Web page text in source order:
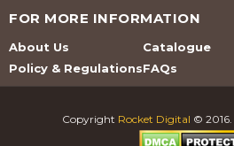
FOR MORE INFORMATION
About Us
Policy & Regulations
Catalogue
FAQs
Copyright Rocket Digital © 2016.